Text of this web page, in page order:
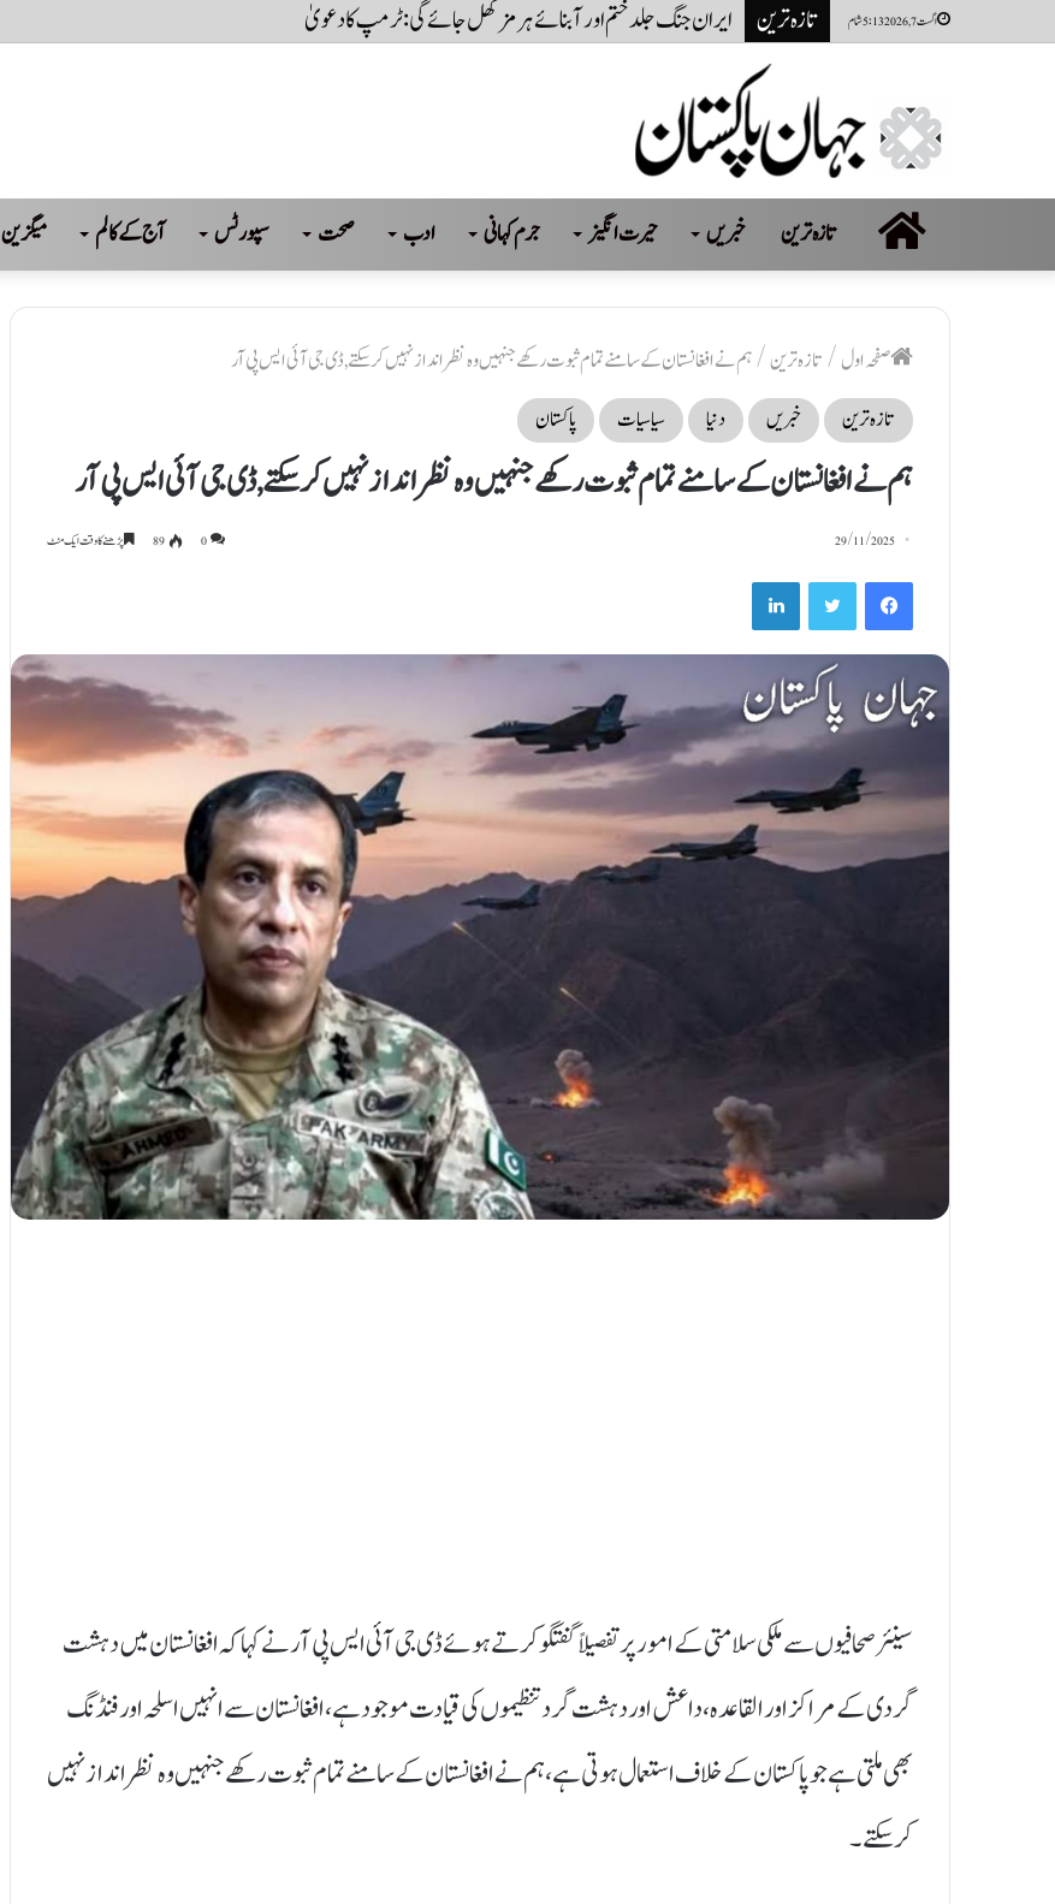
اگست 7, 2026 5:13 شام تازہ ترین سعودی عرب، پاکستان اور ترکیہ آج مشترکہ دفاعی معاہدے پر دستخط کریں گے، ذرائع سعودی فوج
صفحہ
اول
تازہ ترین خبریں حیرت انگیز جرم کہانی ادب صحت سپورٹس آج کے کالم میگزین
صفحہ اول /تازہ ترین/ہم نے افغانستان کے سامنے تمام ثبوت رکھے جنہیں وہ نظرانداز نہیں کرسکتے , ڈی جی آئی ایس پی آر
تازہ ترین
خبریں دنیا سیاسیات پاکستان
ہم نے افغانستان کے سامنے تمام ثبوت رکھے جنہیں وہ نظرانداز نہیں کرسکتے , ڈی جی آئی ایس پی آر
29/11/2025
0
89 پڑھنے کا وقت ایک منٹ
Facebook
Twitter
LinkedIn
سینئر صحافیوں سے ملکی سلامتی کے امور پر تفصیلاً گفتگو کرتے ہوئے ڈی جی آئی ایس پی آر نے کہا کہ افغانستان میں دہشت
گردی کے مراکز اور القاعدہ، داعش اور دہشت گرد تنظیموں کی قیادت موجود ہے، افغانستان سے انہیں اسلحہ اور فنڈنگ
بھی ملتی ہے جو پاکستان کے خلاف استعمال ہوتی ہے، ہم نے افغانستان کے سامنے تمام ثبوت رکھے جنہیں وہ نظرانداز نہیں
کرسکتے۔